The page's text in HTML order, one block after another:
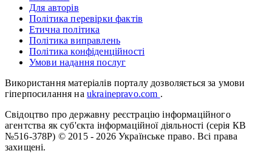
Для авторів
Політика перевірки фактів
Етична політика
Політика виправлень
Політика конфіденційності
Умови надання послуг
Використання матеріалів порталу дозволяється за умови
гіперпосилання на ukrainepravo.com .
Свідоцтво про державну реєстрацію інформаційного
агентства як суб'єкта інформаційної діяльності (серія КВ
№516-378Р) © 2015 - 2026 Українське право. Всі права
захищені.